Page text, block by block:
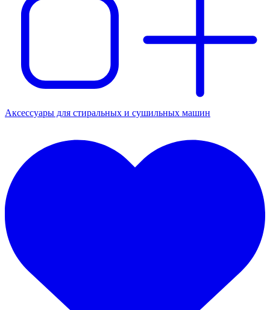
Аксессуары для стиральных и сушильных машин